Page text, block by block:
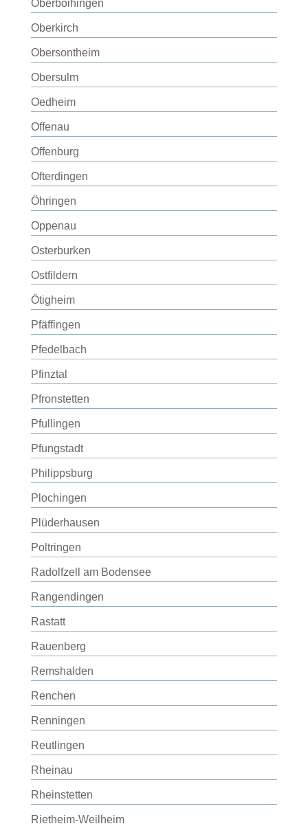
Oberboihingen
Oberkirch
Obersontheim
Obersulm
Oedheim
Offenau
Offenburg
Ofterdingen
Öhringen
Oppenau
Osterburken
Ostfildern
Ötigheim
Pfäffingen
Pfedelbach
Pfinztal
Pfronstetten
Pfullingen
Pfungstadt
Philippsburg
Plochingen
Plüderhausen
Poltringen
Radolfzell am Bodensee
Rangendingen
Rastatt
Rauenberg
Remshalden
Renchen
Renningen
Reutlingen
Rheinau
Rheinstetten
Rietheim-Weilheim